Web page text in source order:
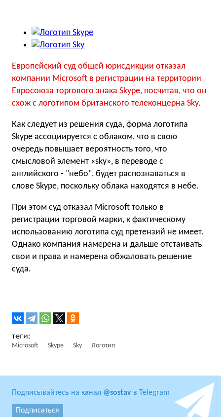
Европейский суд общей юрисдикции отказал
компании Miсrosoft в регистрации на территории
Евросоюза торгового знака Skype, посчитав, что он
схож с логотипом британского телеконцерна Sky.
Как следует из решения суда, форма логотипа
Skype ассоциируется с облаком, что в свою
очередь повышает вероятность того, что
смысловой элемент «sky», в переводе с
английского - "небо", будет распознаваться в
слове Skype, поскольку облака находятся в небе.
При этом суд отказал Microsoft только в
регистрации торговой марки, к фактическому
использованию логотипа суд претензий не имеет.
Однако компания намерена и дальше отстаивать
свои и права и намерена обжаловать решение
суда.
Microsoft Skype Sky Логотип
Подписывайтесь на канал @sostav в Telegram
Подписаться